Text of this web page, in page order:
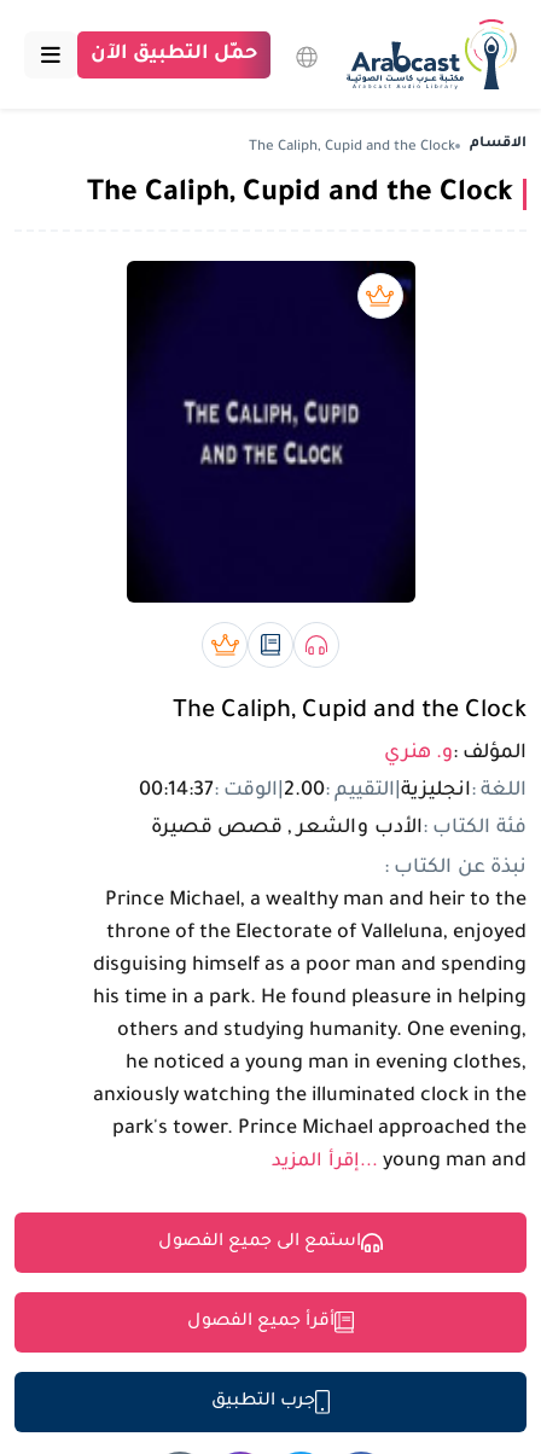
الرئيسية
مكتبة عرب كاست
مستخدم جديد
حمّل التطبيق الآن
الاقسام The Caliph, Cupid and the Clock
The Caliph, Cupid and the Clock
بريميوم book
صوتي bookرقمي bookبريميوم book
The Caliph, Cupid and the Clock
المؤلف :و. هنري
اللغة :انجليزية التقييم :2.00 الوقت :00:14:37
فئة الكتاب :الأدب والشعر , قصص قصيرة
نبذة عن الكتاب :
Prince Michael, a wealthy man and heir to the
throne of the Electorate of Valleluna, enjoyed
disguising himself as a poor man and spending
his time in a park. He found pleasure in helping
others and studying humanity. One evening,
he noticed a young man in evening clothes,
anxiously watching the illuminated clock in the
park's tower. Prince Michael approached the
young man and ...إقرأ المزيد
استمع الى جميع الفصول
أقرأ جميع الفصول
جرب التطبيق